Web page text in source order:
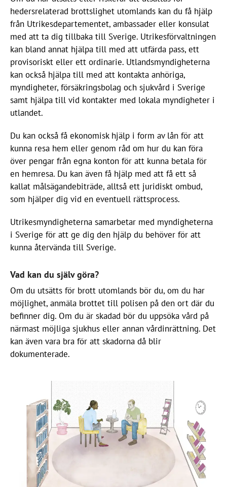
hedersrelaterad brottslighet utomlands kan du få hjälp
från Utrikesdepartementet, ambassader eller konsulat
med att ta dig tillbaka till Sverige. Utrikesförvaltningen
kan bland annat hjälpa till med att utfärda pass, ett
provisoriskt eller ett ordinarie. Utlandsmyndigheterna
kan också hjälpa till med att kontakta anhöriga,
myndigheter, försäkringsbolag och sjukvård i Sverige
samt hjälpa till vid kontakter med lokala myndigheter i
utlandet.
Du kan också få ekonomisk hjälp i form av lån för att
kunna resa hem eller genom råd om hur du kan föra
över pengar från egna konton för att kunna betala för
en hemresa. Du kan även få hjälp med att få ett så
kallat målsägandebiträde, alltså ett juridiskt ombud,
som hjälper dig vid en eventuell rättsprocess.
Utrikesmyndigheterna samarbetar med myndigheterna
i Sverige för att ge dig den hjälp du behöver för att
kunna återvända till Sverige.
Vad kan du själv göra?
Om du utsätts för brott utomlands bör du, om du har
möjlighet, anmäla brottet till polisen på den ort där du
befinner dig. Om du är skadad bör du uppsöka vård på
närmast möjliga sjukhus eller annan vårdinrättning. Det
kan även vara bra för att skadorna då blir
dokumenterade.